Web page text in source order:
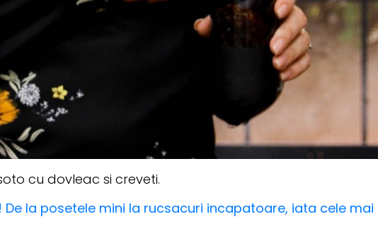
cu dovleac si creveti.
la posetele mini la rucsacuri incapatoare, iata cele